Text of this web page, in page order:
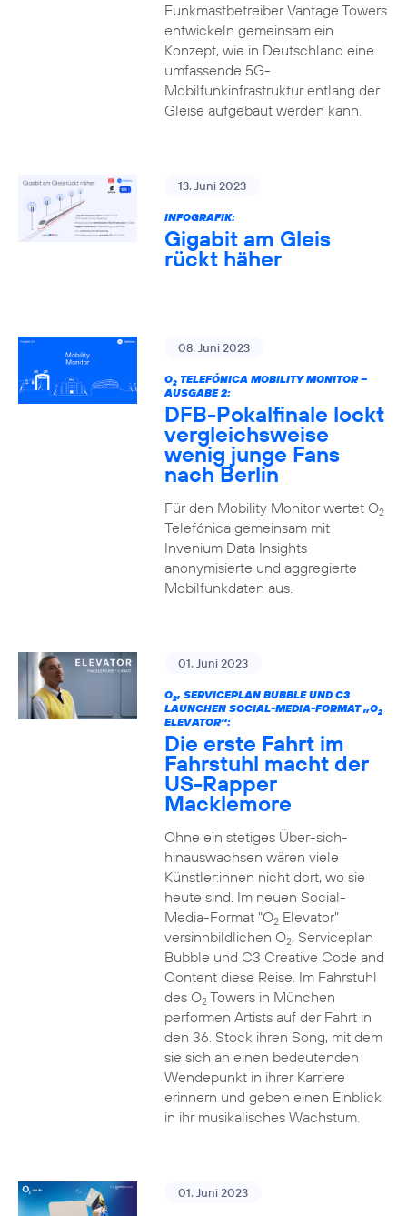
Funkmastbetreiber Vantage Towers
entwickeln gemeinsam ein
Konzept, wie in Deutschland eine
umfassende 5G-
Mobilfunkinfrastruktur entlang der
Gleise aufgebaut werden kann.
13. Juni 2023
INFOGRAFIK:
Gigabit am Gleis
rückt häher
08. Juni 2023
O2TELEFÓNICA MOBILITY MONITOR –
AUSGABE 2:
DFB-Pokalfinale lockt
vergleichsweise
wenig junge Fans
nach Berlin
Für den Mobility Monitor wertet O2
Telefónica gemeinsam mit
Invenium Data Insights
anonymisierte und aggregierte
Mobilfunkdaten aus.
01. Juni 2023
O2, SERVICEPLAN BUBBLE UND C3
LAUNCHEN SOCIAL-MEDIA-FORMAT „O2
ELEVATOR“:
Die erste Fahrt im
Fahrstuhl macht der
US-Rapper
Macklemore
Ohne ein stetiges Über-sich-
hinauswachsen wären viele
Künstler:innen nicht dort, wo sie
heute sind. Im neuen Social-
Media-Format "O2Elevator"
versinnbildlichen O2, Serviceplan
Bubble und C3 Creative Code and
Content diese Reise. Im Fahrstuhl
des O2Towers in München
performen Artists auf der Fahrt in
den 36. Stock ihren Song, mit dem
sie sich an einen bedeutenden
Wendepunkt in ihrer Karriere
erinnern und geben einen Einblick
in ihr musikalisches Wachstum.
01. Juni 2023